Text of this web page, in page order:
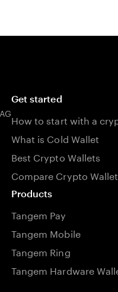
Get started
How to start with a
What is Cold Wallet
Best Crypto Wallets
Compare Crypto
Products
Tangem Pay
Tangem Mobile
Tangem Ring
Tangem Hardware